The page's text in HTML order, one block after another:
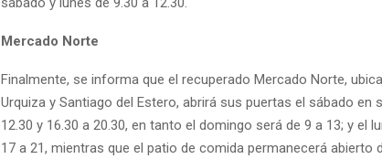
Mercado Norte
Finalmente, se informa que el recuperado Mercado Norte,
Urquiza y Santiago del Estero, abrirá sus puertas el sábado en
12.30 y 16.30 a 20.30, en tanto el domingo será de 9 a 13; y el
17 a 21, mientras que el patio de comida permanecerá abierto